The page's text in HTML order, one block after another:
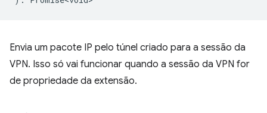
Envia um pacote IP pelo túnel criado para a sessão da
VPN. Isso só vai funcionar quando a sessão da VPN for
de propriedade da extensão.